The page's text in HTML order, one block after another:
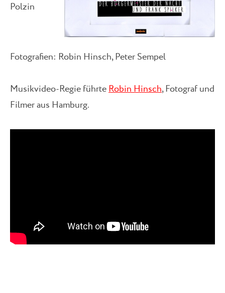
Polzin
Fotografien: Robin Hinsch, Peter Sempel
Musikvideo-Regie führteRobin Hinsch, Fotograf und
Filmer aus Hamburg.